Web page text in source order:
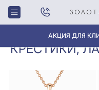
АКЦИЯ ДЛЯ
Главная
Крестики,
Ладанки
КРЕСТИКИ,